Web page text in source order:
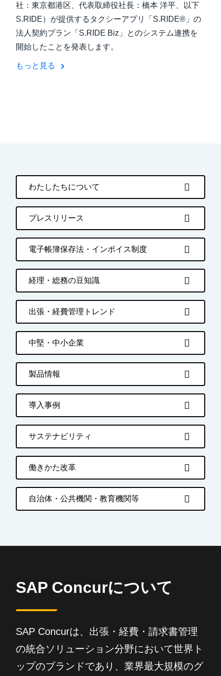
社：東京都港区、代表取締役社長：橋本 洋平、以下
S.RIDE）が提供するタクシーアプリ「S.RIDE®」の
法人契約プラン「S.RIDE Biz」とのシステム連携を
開始したことを発表します。
もっと見る
わたしたちについて
プレスリリース
電子帳簿保存法・インボイス制度
経理・総務の豆知識
出張・経費管理トレンド
中堅・中小企業
製品情報
導入事例
サステナビリティ
働きかた改革
自治体・公共機関・教育機関等
SAP Concurについて
SAP Concurは、出張・経費・請求書管理
の統合ソリューション分野において世界ト
ップのブランドであり、業界最大規模のグ